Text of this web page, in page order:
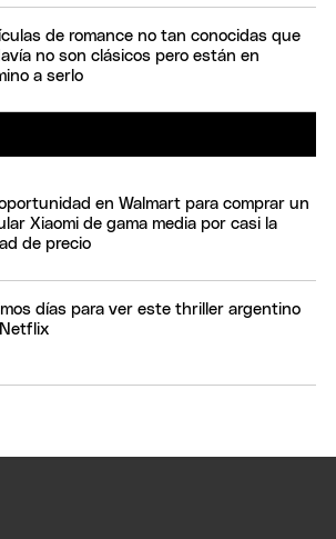
de romance no tan conocidas que
no son clásicos pero están en
a serlo
en Walmart para comprar un
Xiaomi de gama media por casi la
de precio
días para ver este thriller argentino